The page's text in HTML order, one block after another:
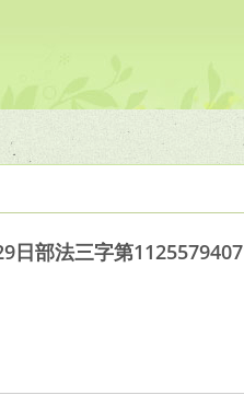
日部法三字第